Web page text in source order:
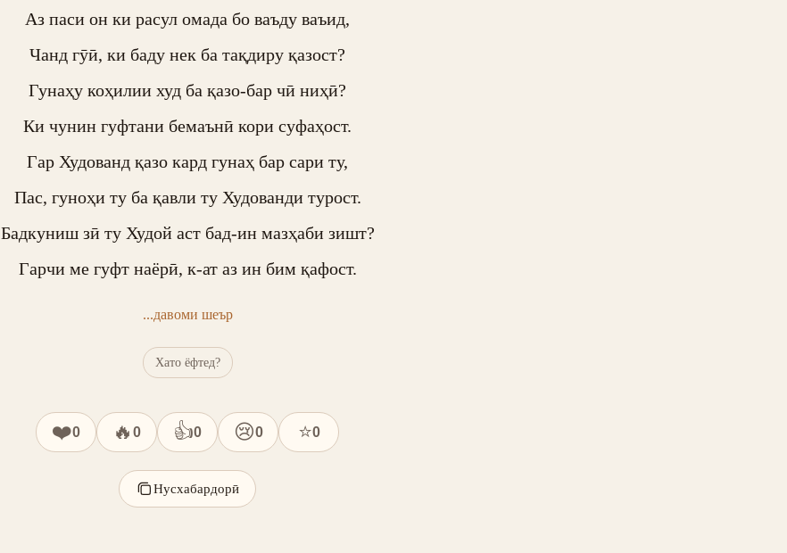
Аз паси он ки расул омада бо ваъду ваъид,
Чанд гӯӣ, ки баду нек ба тақдиру қазост?
Гунаҳу коҳилии худ ба қазо-бар чӣ ниҳӣ?
Ки чунин гуфтани бемаънӣ кори суфаҳост.
Гар Худованд қазо кард гунаҳ бар сари ту,
Пас, гуноҳи ту ба қавли ту Худованди турост.
Бадкуниш зӣ ту Худой аст бад-ин мазҳаби зишт?
Гарчи ме гуфт наёрӣ, к-ат аз ин бим қафост.
...давоми шеър
Хато ёфтед?
❤️0 🔥 0 👍0 😢0 ⭐0
Нусхабардорӣ